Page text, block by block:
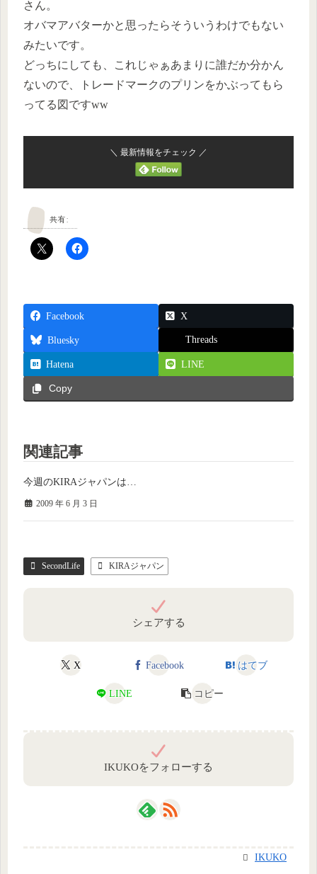
さん。
オバマアバターかと思ったらそういうわけでもない
みたいです。
どっちにしても、これじゃぁあまりに誰だか分かん
ないので、トレードマークのプリンをかぶってもら
ってる図ですww
＼ 最新情報をチェック ／
共有:
Facebook X
Bluesky Threads
Hatena LINE
Copy
関連記事
今週のKIRAジャパンは…
2009 年 6 月 3 日
SecondLife KIRAジャパン
シェアする
X Facebook はてブ
LINE コピー
IKUKOをフォローする
IKUKO